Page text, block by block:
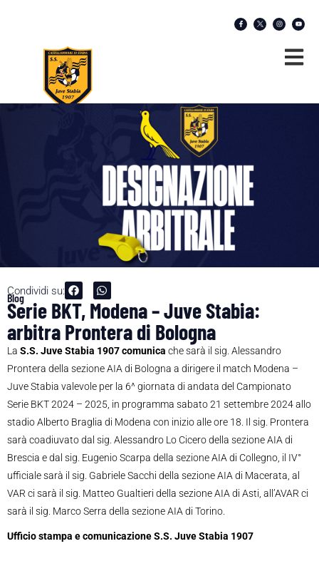
Condividi su:
Blog
Serie BKT, Modena – Juve Stabia:
arbitra Prontera di Bologna
La S.S. Juve Stabia 1907 comunica che sarà il sig. Alessandro
Prontera della sezione AIA di Bologna a dirigere il match Modena –
Juve Stabia valevole per la 6^ giornata di andata del Campionato
Serie BKT 2024 – 2025, in programma sabato 21 settembre 2024 allo
stadio Alberto Braglia di Modena con inizio alle ore 18. Il sig. Prontera
sarà coadiuvato dal sig. Alessandro Lo Cicero della sezione AIA di
Brescia e dal sig. Eugenio Scarpa della sezione AIA di Collegno, il IV°
ufficiale sarà il sig. Gabriele Sacchi della sezione AIA di Macerata, al
VAR ci sarà il sig. Matteo Gualtieri della sezione AIA di Asti, all’AVAR ci
sarà il sig. Marco Serra della sezione AIA di Torino.
Ufficio stampa e comunicazione S.S. Juve Stabia 1907